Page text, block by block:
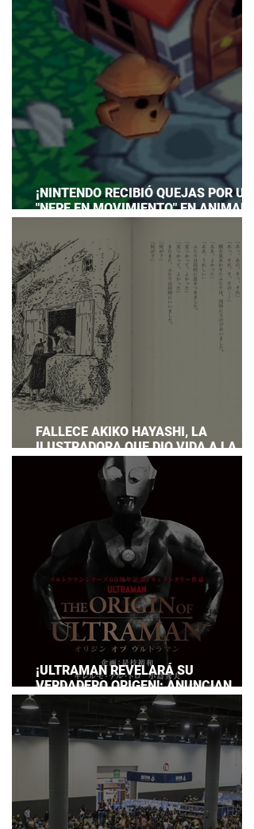
¡NINTENDO RECIBIÓ QUEJAS POR UN
"NEPE EN MOVIMIENTO" EN ANIMAL
PREPARAR UNA RESPUESTA OFICIAL!
FALLECE AKIKO HAYASHI, LA
ILUSTRADORA QUE DIO VIDA A LA
NOVELA ORIGINAL DE KIKI'S DELIVERY
¡ULTRAMAN REVELARÁ SU
VERDADERO ORIGEN!: ANUNCIAN
DOCUMENTAL POR EL 60
ANIVERSARIO DE LA FRANQUICIA